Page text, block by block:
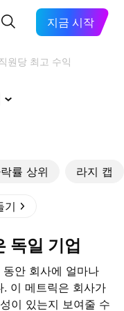
지금 시작
원당 최고 수익
률 상위 라지 캡
기
독일 기업
안 회사에 얼마나
이 메트릭은 회사가
이 있는지 보여줄 수